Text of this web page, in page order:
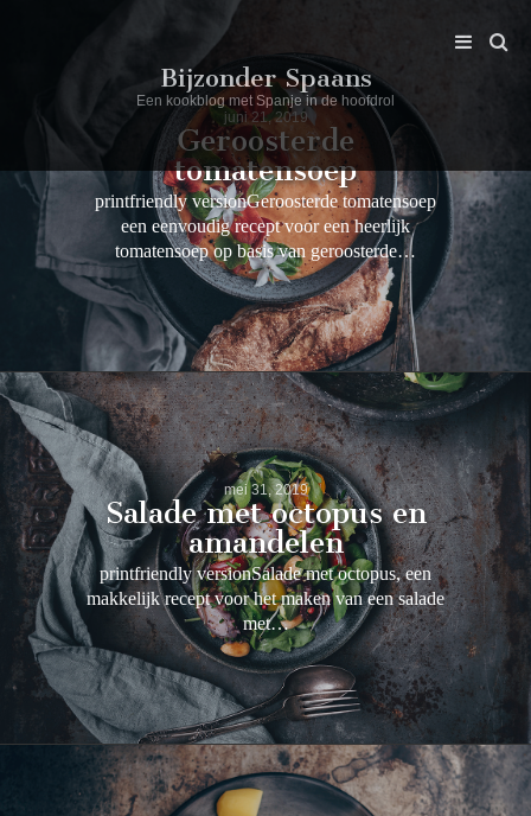
Bijzonder Spaans
Een kookblog met Spanje in de hoofdrol
juni 21, 2019
Geroosterde
tomatensoep
printfriendly versionGeroosterde tomatensoep
een eenvoudig recept voor een heerlijk
tomatensoep op basis van geroosterde…
mei 31, 2019
Salade met octopus en
amandelen
printfriendly versionSalade met octopus, een
makkelijk recept voor het maken van een salade
met…